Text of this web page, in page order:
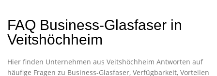
FAQ Business-Glasfaser in
Veitshöchheim
Hier finden Unternehmen aus Veitshöchheim Antworten auf
häufige Fragen zu Business-Glasfaser, Verfügbarkeit, Vorteilen